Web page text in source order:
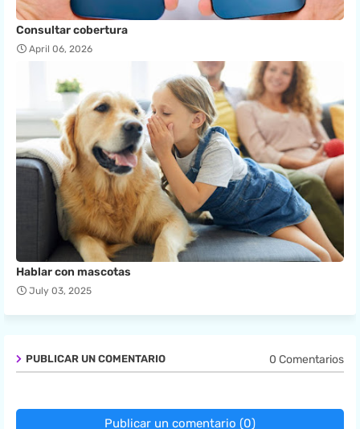
Consultar cobertura
April 06, 2026
Hablar con mascotas
July 03, 2025
PUBLICAR UN COMENTARIO 0 Comentarios
Publicar un comentario (0)